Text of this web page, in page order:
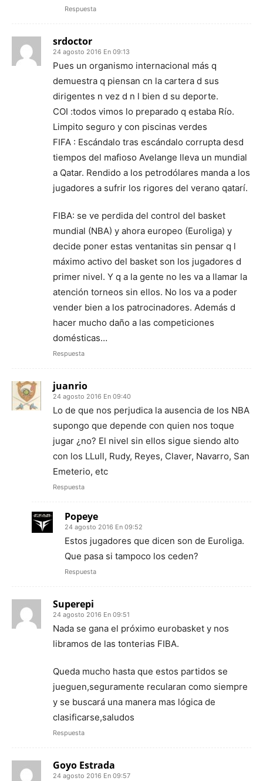
Respuesta
srdoctor
24 agosto 2016 En 09:13
Pues un organismo internacional más q
demuestra q piensan cn la cartera d sus
dirigentes n vez d n l bien d su deporte.
COI :todos vimos lo preparado q estaba Río.
Limpito seguro y con piscinas verdes
FIFA : Escándalo tras escándalo corrupta desd
tiempos del mafioso Avelange lleva un mundial
a Qatar. Rendido a los petrodólares manda a los
jugadores a sufrir los rigores del verano qatarí.
FIBA: se ve perdida del control del basket
mundial (NBA) y ahora europeo (Euroliga) y
decide poner estas ventanitas sin pensar q l
máximo activo del basket son los jugadores d
primer nivel. Y q a la gente no les va a llamar la
atención torneos sin ellos. No los va a poder
vender bien a los patrocinadores. Además d
hacer mucho daño a las competiciones
domésticas…
Respuesta
juanrio
24 agosto 2016 En 09:40
Lo de que nos perjudica la ausencia de los NBA
supongo que depende con quien nos toque
jugar ¿no? El nivel sin ellos sigue siendo alto
con los LLull, Rudy, Reyes, Claver, Navarro, San
Emeterio, etc
Respuesta
Popeye
24 agosto 2016 En 09:52
Estos jugadores que dicen son de Euroliga.
Que pasa si tampoco los ceden?
Respuesta
Superepi
24 agosto 2016 En 09:51
Nada se gana el próximo eurobasket y nos
libramos de las tonterias FIBA.
Queda mucho hasta que estos partidos se
jueguen,seguramente recularan como siempre
y se buscará una manera mas lógica de
clasificarse,saludos
Respuesta
Goyo Estrada
24 agosto 2016 En 09:57